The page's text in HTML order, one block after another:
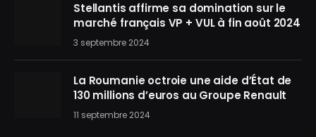
Stellantis affirme sa domination sur le
marché français VP + VUL à fin août 2024
3 septembre 2024
La Roumanie octroie une aide d’État de
130 millions d’euros au Groupe Renault
11 septembre 2024